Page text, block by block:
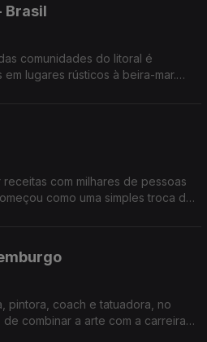
Brasil
comunidades do litoral é
lugares rústicos à beira-mar.
com milhares de pessoas
como uma simples troca de
pintora, coach e tatuadora, no